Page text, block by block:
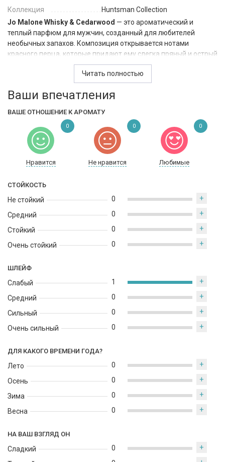
Коллекция
Huntsman Collection
Jo Malone Whisky & Cedarwood — это ароматический и
теплый парфюм для мужчин, созданный для любителей
необычных запахов. Композиция открывается нотами
красного перца, которые придают ему слегка пряный и острый
оттенок. Затем раскрывается кедр, который добавляет
композиции свою древесную и маслянистую свежесть.
Основой этого парфюма является нота виски, которая
придает аромату глубину и теплоту, и создает ощущение
Этот аромат отлично подойдет для использования вечером
или ночью, особенно в прохладные осенние и зимние дни,
когда хочется ощутить тепло и уют домашнего очага.
Читать полностью
Ваши впечатления
ВАШЕ ОТНОШЕНИЕ К АРОМАТУ
Нравится Не нравится Любимые
0 0 0
СТОЙКОСТЬ
Не стойкий
Средний
Стойкий
Очень стойкий
0 +
0 +
0 +
0 +
ШЛЕЙФ
Слабый
Средний
Сильный
Очень сильный
1 +
0 +
0 +
0 +
ДЛЯ КАКОГО ВРЕМЕНИ ГОДА?
Лето
Осень
Зима
Весна
0 +
0 +
0 +
0 +
НА ВАШ ВЗГЛЯД ОН
Сладкий
0 +